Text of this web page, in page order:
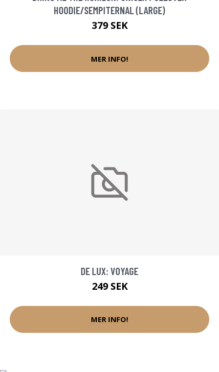
HOODIE/SEMPITERNAL (LARGE)
379 SEK
MER INFO!
DE LUX: VOYAGE
249 SEK
MER INFO!